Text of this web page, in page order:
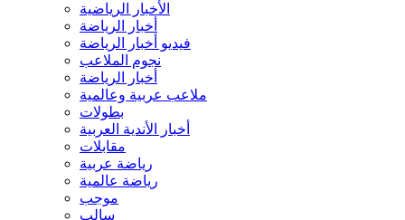
الأخبار الرياضية
أخبار الرياضة
فيديو أخبار الرياضة
نجوم الملاعب
أخبار الرياضة
ملاعب عربية وعالمية
بطولات
أخبار الأندية العربية
مقابلات
رياضة عربية
رياضة عالمية
موجب
سالب